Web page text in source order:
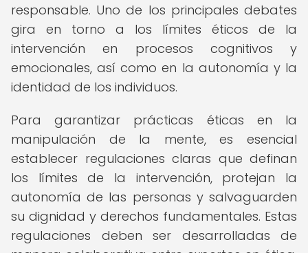
responsable. Uno de los principales debates
gira en torno a los límites éticos de la
intervención en procesos cognitivos y
emocionales, así como en la autonomía y la
identidad de los individuos.
Para garantizar prácticas éticas en la
manipulación de la mente, es esencial
establecer regulaciones claras que definan
los límites de la intervención, protejan la
autonomía de las personas y salvaguarden
su dignidad y derechos fundamentales. Estas
regulaciones deben ser desarrolladas de